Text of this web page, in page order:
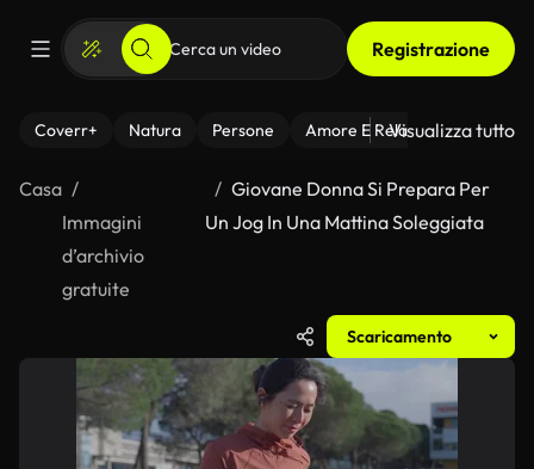
Registrazione
Coverr+ Natura Persone Amore E Relazioni Il
Visualizza tutto
Casa
Immagini
d’archivio
gratuite
Giovane Donna Si Prepara Per
Un Jog In Una Mattina Soleggiata
Scaricamento